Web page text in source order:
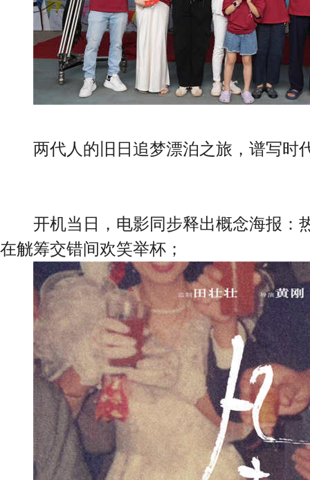
两代人的旧日追梦漂泊之旅，谱写时
开机当日，电影同步释出概念海报：
在觥筹交错间欢笑举杯；